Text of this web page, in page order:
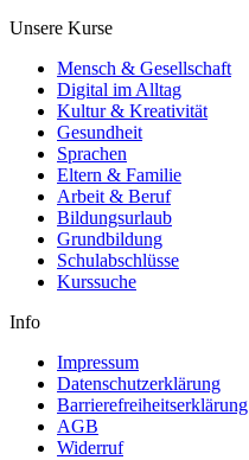
Unsere Kurse
Mensch & Gesellschaft
Digital im Alltag
Kultur & Kreativität
Gesundheit
Sprachen
Eltern & Familie
Arbeit & Beruf
Bildungsurlaub
Grundbildung
Schulabschlüsse
Kurssuche
Info
Impressum
Datenschutzerklärung
Barrierefreiheitserklärung
AGB
Widerruf